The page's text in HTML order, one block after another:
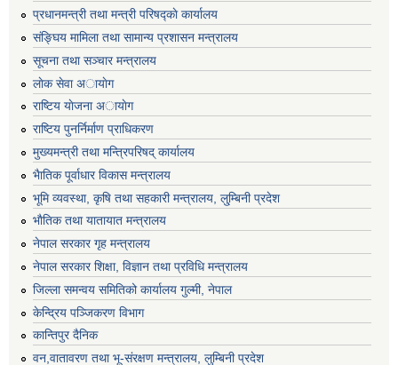
प्रधानमन्त्री तथा मन्त्री परिषद्काे कार्यालय
संङ्घिय मामिला तथा सामान्य प्रशासन मन्त्रालय
सूचना तथा सञ्चार मन्त्रालय
लाेक सेवा अायाेग
राष्टिय याेजना अायाेग
राष्टिय पुनर्निर्माण प्राधिकरण
मुख्यमन्त्री तथा मन्त्रिपरिषद् कार्यालय
भैातिक पूर्वाधार विकास मन्त्रालय
भूमि व्यवस्था, कृषि तथा सहकारी मन्त्रालय, लु्म्बिनी प्रदेश
भाैतिक तथा यातायात मन्त्रालय
नेपाल सरकार गृह मन्त्रालय
नेपाल सरकार शिक्षा, विज्ञान तथा प्रविधि मन्त्रालय
जिल्ला समन्वय समितिको कार्यालय गुल्मी, नेपाल
केन्द्रिय पञ्जिकरण विभाग
कान्तिपुर दैनिक
वन,वातावरण तथा भू-संरक्षण मन्त्रालय, लुम्बिनी प्रदेश